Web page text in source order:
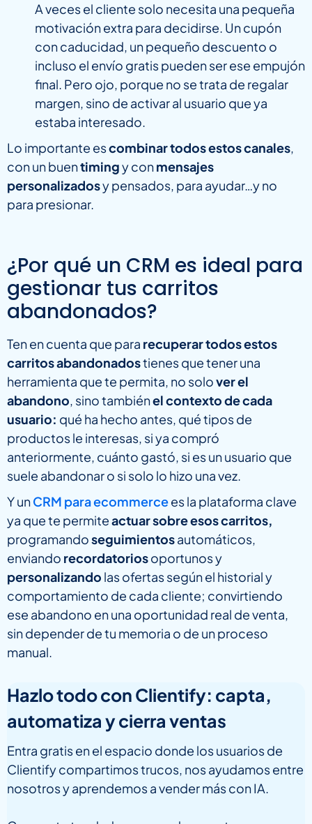
A veces el cliente solo necesita una pequeña
motivación extra para decidirse. Un cupón
con caducidad, un pequeño descuento o
incluso el envío gratis pueden ser ese empujón
final. Pero ojo, porque no se trata de regalar
margen, sino de activar al usuario que ya
estaba interesado.
Lo importante escombinar todos estos canales,
con un buentimingy conmensajes
personalizadosy pensados, para ayudar…y no
para presionar.
¿Por qué un CRM es ideal para
gestionar tus carritos
abandonados?
Ten en cuenta que para recuperar todos estos
carritos abandonadostienes que tener una
herramienta que te permita, no solover el
abandono, sino tambiénel contexto de cada
usuario: qué ha hecho antes, qué tipos de
productos le interesas, si ya compró
anteriormente, cuánto gastó, si es un usuario que
suele abandonar o si solo lo hizo una vez.
Y unCRM para ecommercees la plataforma clave
ya que te permiteactuar sobre esos carritos,
programandoseguimientosautomáticos,
enviando recordatoriosoportunos y
personalizando las ofertas según el historial y
comportamiento de cada cliente; convirtiendo
ese abandono en una oportunidad real de venta,
sin depender de tu memoria o de un proceso
manual.
Hazlo todo con Clientify: capta,
automatiza y cierra ventas
Entra gratis en el espacio donde los usuarios de
Clientify compartimos trucos, nos ayudamos entre
nosotros y aprendemos a vender más con IA.